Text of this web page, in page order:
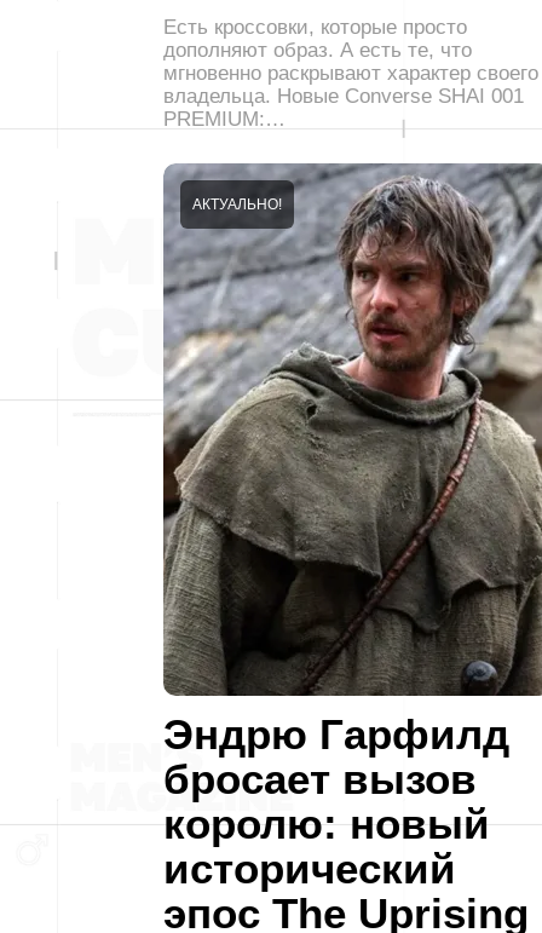
Есть кроссовки, которые просто
дополняют образ. А есть те, что
мгновенно раскрывают характер своего
владельца. Новые Converse SHAI 001
PREMIUM:…
Эндрю Гарфилд
бросает вызов
королю: новый
исторический
эпос The Uprising
АКТУАЛЬНО!